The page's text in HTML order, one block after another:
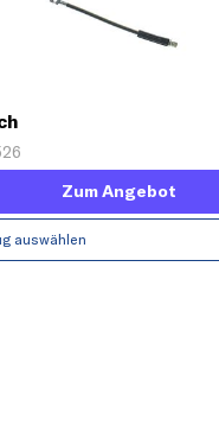
Zum Angebot
auswählen